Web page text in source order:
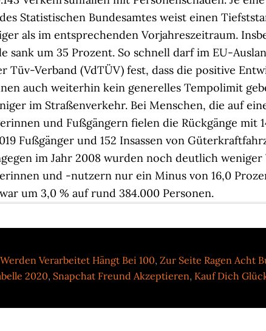
Verarbeitet Hängt Bei 100, Zur Seite Ragen Acht
2020, Snapchat Freund Akzeptieren, Kauf Dich